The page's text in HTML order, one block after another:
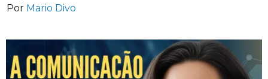
Por Mario Divo